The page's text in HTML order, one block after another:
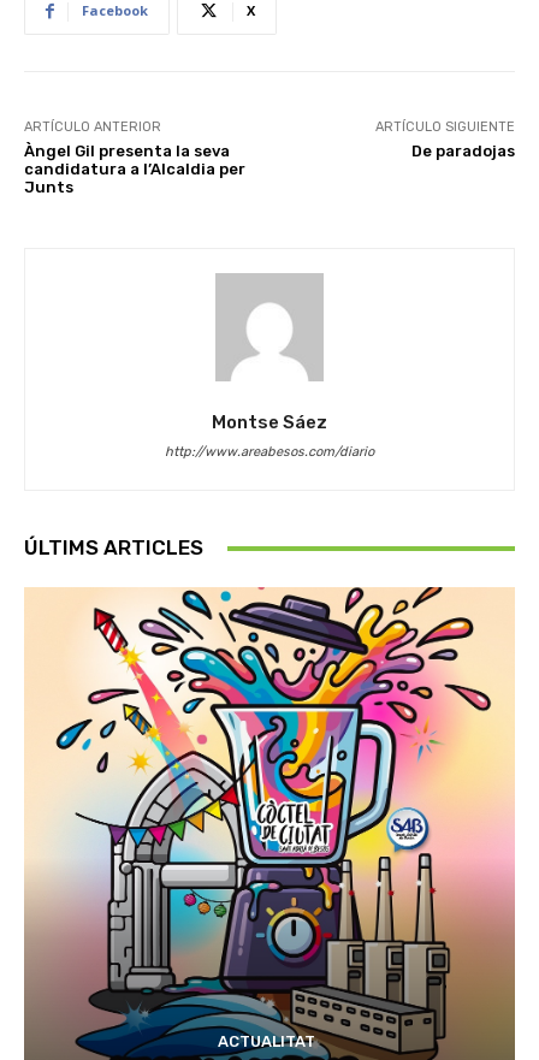
Facebook X
ARTÍCULO ANTERIOR
Àngel Gil presenta la seva
candidatura a l’Alcaldia per
Junts
ARTÍCULO SIGUIENTE
De paradojas
Montse Sáez
http://www.areabesos.com/diario
ÚLTIMS ARTICLES
ACTUALITAT